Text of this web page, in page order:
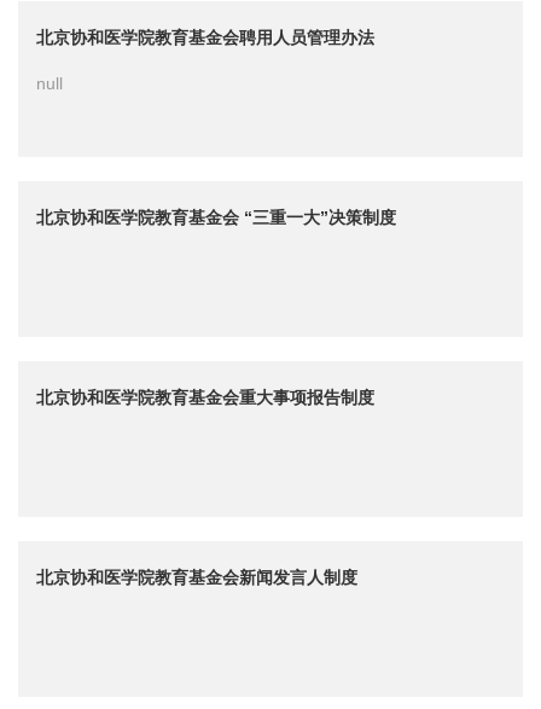
北京协和医学院教育基金会聘用人员管理办法
null
北京协和医学院教育基金会 “三重一大”决策制度
北京协和医学院教育基金会重大事项报告制度
北京协和医学院教育基金会新闻发言人制度